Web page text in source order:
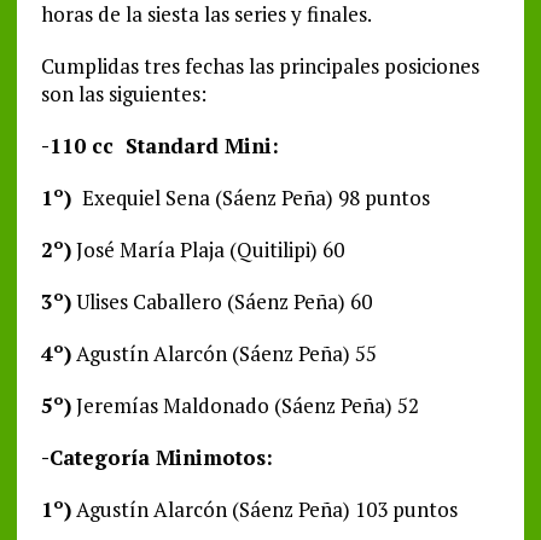
horas de la siesta las series y finales.
Cumplidas tres fechas las principales posiciones
son las siguientes:
-110 cc Standard Mini:
1º) Exequiel Sena (Sáenz Peña) 98 puntos
2º)José María Plaja (Quitilipi) 60
3º)Ulises Caballero (Sáenz Peña) 60
4º)Agustín Alarcón (Sáenz Peña) 55
5º)Jeremías Maldonado (Sáenz Peña) 52
-Categoría Minimotos:
1º)Agustín Alarcón (Sáenz Peña) 103 puntos